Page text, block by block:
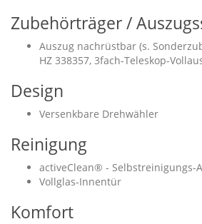
Zubehörträger /
Auszug nachrüstbar (s.
HZ 338357, 3fach-Teleskop-
Design
Versenkbare Drehwähler
Reinigung
activeClean® - Selbstreinigungs-
Vollglas-Innentür
Komfort